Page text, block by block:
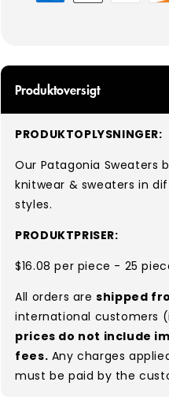
Produktoversigt
PRODUKTOPLYSNINGER:
Our Patagonia Sweaters
knitwear & sweaters in
styles.
PRODUKTPRISER:
$16.08 per piece - 25
All orders areshipped
international customers
prices do not include
fees. Any charges
must be paid by the